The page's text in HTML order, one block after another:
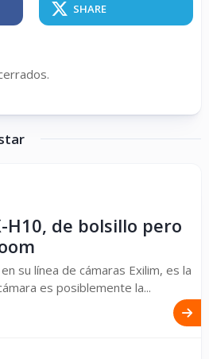
SHARE
H10, de bolsillo pero
su línea de cámaras Exilim, es la
es posiblemente la...